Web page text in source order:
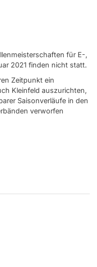
für E-,
2021 finden nicht statt.
Zeitpunkt ein
Kleinfeld auszurichten,
Saisonverläufe in den
verworfen